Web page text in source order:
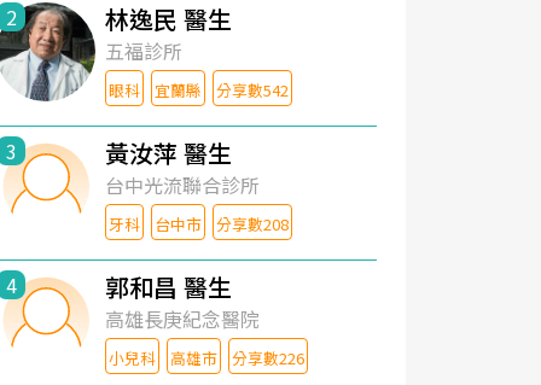
2 林逸民 醫生
五福診所
眼科 宜蘭縣 分享數542
3 黃汝萍 醫生
台中光流聯合診所
牙科 台中市 分享數208
4 郭和昌 醫生
高雄長庚紀念醫院
小兒科 高雄市 分享數226